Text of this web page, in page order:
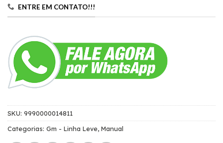
ENTRE EM CONTATO!!!
SKU: 9990000014811
Categorias: Gm - Linha Leve, Manual